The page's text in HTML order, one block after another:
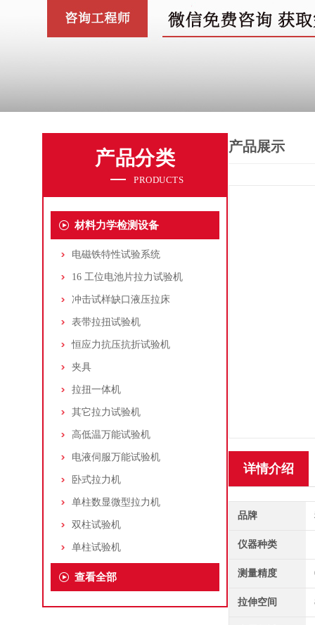
产品分类
PRODUCTS
材料力学检测设备
电磁铁特性试验系统
16 工位电池片拉力试验机
冲击试样缺口液压拉床
表带拉扭试验机
恒应力抗压抗折试验机
夹具
拉扭一体机
其它拉力试验机
高低温万能试验机
电液伺服万能试验机
卧式拉力机
单柱数显微型拉力机
双柱试验机
单柱试验机
查看全部
产品展示
详情介绍
品牌
仪器种类
测量精度
拉伸空间